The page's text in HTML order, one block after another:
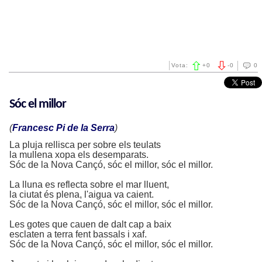
0
-0
Vota: +0
Sóc el millor
(Francesc Pi de la Serra)
La pluja rellisca per sobre els teulats
la mullena xopa els desemparats.
Sóc de la Nova Cançó, sóc el millor, sóc el millor.
La lluna es reflecta sobre el mar lluent,
la ciutat és plena, l'aigua va caient.
Sóc de la Nova Cançó, sóc el millor, sóc el millor.
Les gotes que cauen de dalt cap a baix
esclaten a terra fent bassals i xaf.
Sóc de la Nova Cançó, sóc el millor, sóc el millor.